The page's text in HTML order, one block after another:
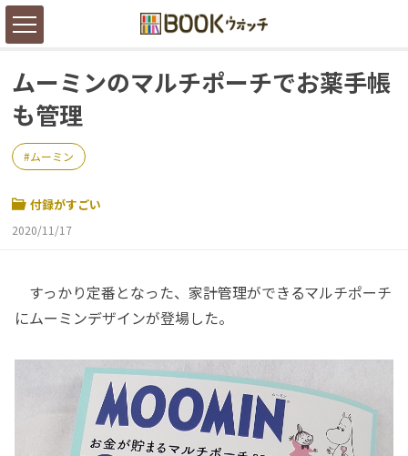
ムーミンのマルチポーチでお薬手帳
も管理
ムーミン
付録がすごい
2020/11/17
すっかり定番となった、家計管理ができるマルチポーチ
にムーミンデザインが登場した。